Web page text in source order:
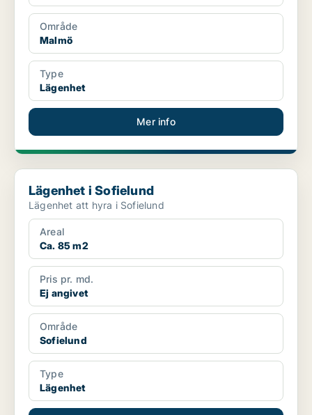
Område
Malmö
Type
Lägenhet
Mer info
Lägenhet i Sofielund
Lägenhet i Sofielund
Lägenhet att hyra i Sofielund
Areal
Ca. 85 m2
Pris pr. md.
Ej angivet
Område
Sofielund
Type
Lägenhet